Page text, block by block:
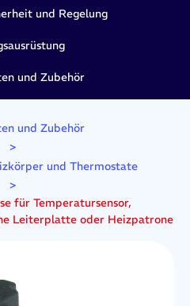
und Regelung
und Zubehör
und Zubehör
>
und Thermostate
>
für Temperatursensor,
Leiterplatte oder Heizpatrone